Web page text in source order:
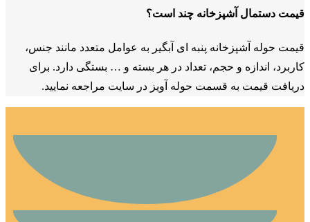
قیمت دستمال آشپزخانه چند است؟
قیمت حوله آشپزخانه پنبه ای آبگیر به عوامل متعدد مانند جنس،
کاربرد، اندازه و حجم، تعداد در هر بسته و … بستگی دارد. برای
دریافت قیمت به قسمت حوله آویز در سایت مراجعه نمایید.